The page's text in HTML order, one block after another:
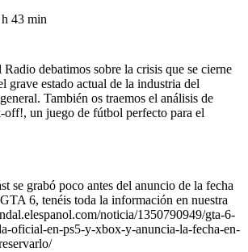
h 43 min
debatimos sobre la crisis que se cierne
grave estado actual de la industria del
También os traemos el análisis de
un juego de fútbol perfecto para el
se grabó poco antes del anuncio de la fecha
6, tenéis toda la información en nuestra
noticia/1350790949/gta-6-
oficial-en-ps5-y-xbox-y-anuncia-la-fecha-en-